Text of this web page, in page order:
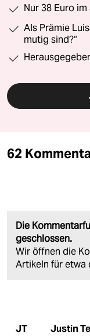
Nur 38 Euro
Als Prämie
mutig sind?“
62
Die
geschlossen.
Wir öffnen die
Artikeln für etwa
JT Justin